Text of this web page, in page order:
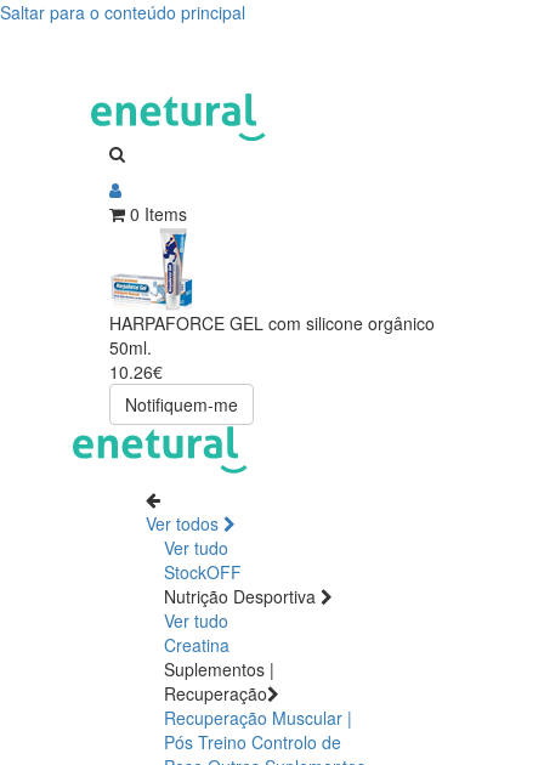
Saltar para o conteúdo principal
0 Items
HARPAFORCE GEL com silicone orgânico
50ml.
10.26€
Notifiquem-me
Ver todos
Ver tudo
StockOFF
Nutrição Desportiva
Ver tudo
Creatina
Suplementos |
Recuperação
Recuperação Muscular |
Pós Treino Controlo de